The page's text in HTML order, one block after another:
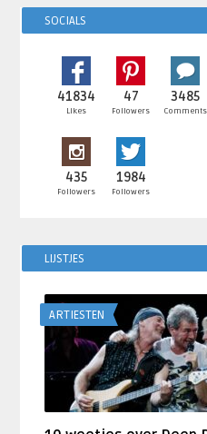
SOCIALS
41834
Likes
47
Followers
3485
Comments
435
Followers
1984
Followers
LIJSTJES
ARTIESTEN